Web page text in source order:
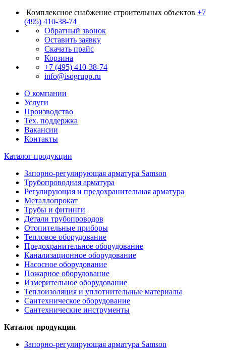
Комплексное снабжение строительных объектов +7
(495) 410-38-74
Обратный звонок
Оставить заявку
Скачать прайс
Корзина
+7 (495) 410-38-74
info@isogrupp.ru
О компании
Услуги
Производство
Тех. поддержка
Вакансии
Контакты
Каталог продукции
Запорно-регулирующая арматура Samson
Трубопроводная арматура
Регулирующая и предохранительная арматура
Металлопрокат
Трубы и фитинги
Детали трубопроводов
Отопительные приборы
Тепловое оборудование
Предохранительное оборудование
Канализационное оборудование
Насосное оборудование
Пожарное оборудование
Измерительное оборудование
Теплоизоляция и уплотнительные материалы
Сантехническое оборудование
Сантехнические инструменты
Каталог продукции
Запорно-регулирующая арматура Samson